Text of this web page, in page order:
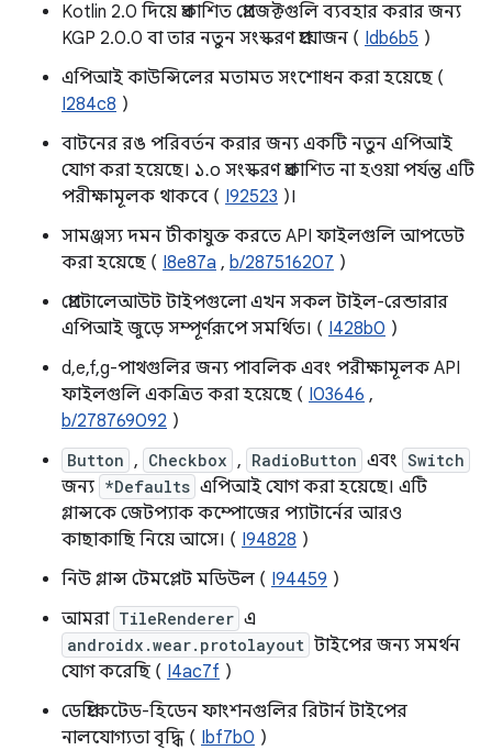
Kotlin 2.0 দিয়ে প্রকাশিত প্রোজেক্টগুলি ব্যবহার করার জন্য
KGP 2.0.0 বা তার নতুন সংস্করণ প্রয়োজন ( Idb6b5 )
এপিআই কাউন্সিলের মতামত সংশোধন করা হয়েছে (
I284c8 )
বাটনের রঙ পরিবর্তন করার জন্য একটি নতুন এপিআই
যোগ করা হয়েছে। ১.০ সংস্করণ প্রকাশিত না হওয়া পর্যন্ত এটি
পরীক্ষামূলক থাকবে ( I92523 )।
সামঞ্জস্য দমন টীকাযুক্ত করতে API ফাইলগুলি আপডেট
করা হয়েছে ( I8e87a , b/287516207 )
প্রোটোলেআউট টাইপগুলো এখন সকল টাইল-রেন্ডারার
এপিআই জুড়ে সম্পূর্ণরূপে সমর্থিত। ( I428b0 )
d,e,f,g-পাথগুলির জন্য পাবলিক এবং পরীক্ষামূলক API
ফাইলগুলি একত্রিত করা হয়েছে ( I03646 ,
b/278769092 )
Button , Checkbox , RadioButton এবং Switch
জন্য *Defaults এপিআই যোগ করা হয়েছে। এটি
গ্লান্সকে জেটপ্যাক কম্পোজের প্যাটার্নের আরও
কাছাকাছি নিয়ে আসে। ( I94828 )
নিউ গ্লান্স টেমপ্লেট মডিউল ( I94459 )
আমরা TileRenderer এ
androidx.wear.protolayout টাইপের জন্য সমর্থন
যোগ করেছি ( I4ac7f )
ডেপ্রিকেটেড-হিডেন ফাংশনগুলির রিটার্ন টাইপের
নালযোগ্যতা বৃদ্ধি ( Ibf7b0 )